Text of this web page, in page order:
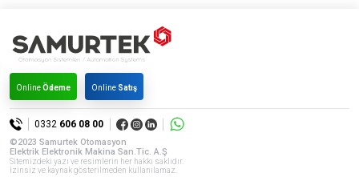
OnlineÖdeme Online Satış
©2023 Samurtek Otomasyon
Elektrik Elektronik Makina San.Tic. A.Ş
Sitemizdeki yazı ve resimlerin her hakkı saklıdır.
İzinsiz ve kaynak gösterilmeden kullanılamaz.
0332 606 08 00